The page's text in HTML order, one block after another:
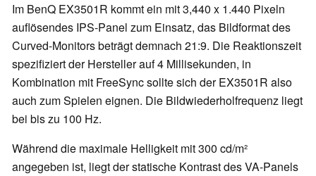
Im BenQ EX3501R kommt ein mit 3,440 x 1.440 Pixeln
auflösendes IPS-Panel zum Einsatz, das Bildformat des
Curved-Monitors beträgt demnach 21:9. Die Reaktionszeit
spezifiziert der Hersteller auf 4 Millisekunden, in
Kombination mit FreeSync sollte sich der EX3501R also
auch zum Spielen eignen. Die Bildwiederholfrequenz liegt
bei bis zu 100 Hz.
Während die maximale Helligkeit mit 300 cd/m²
angegeben ist, liegt der statische Kontrast des VA-Panels